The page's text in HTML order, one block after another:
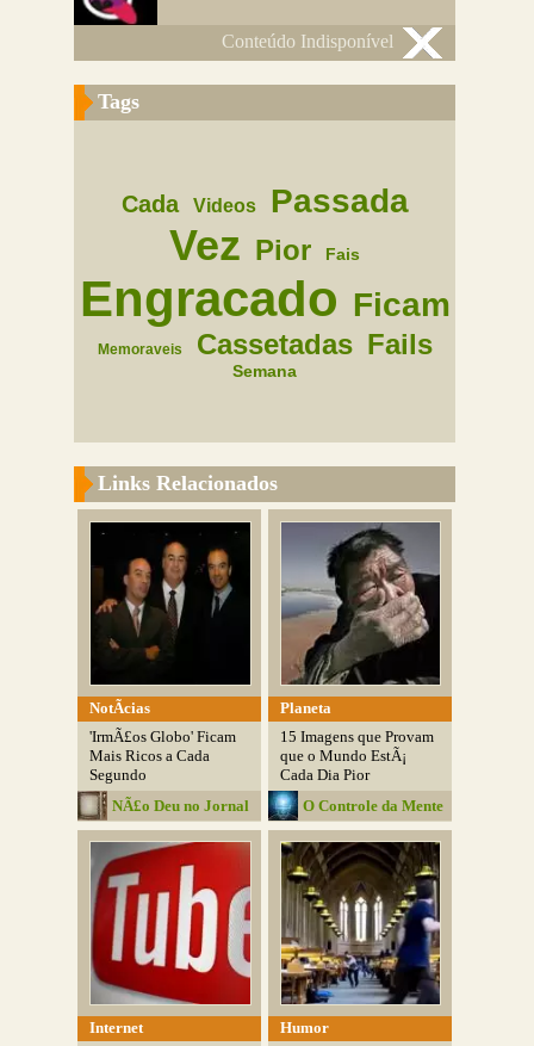
Conteúdo Indisponível
Tags
Cada Videos Passada
Vez Pior Fais
Engracado Ficam
Memoraveis Cassetadas Fails
Semana
Links Relacionados
NotÃ­cias
'IrmÃ£os Globo' Ficam
Mais Ricos a Cada
Segundo
NÃ£o Deu no Jornal
Nacional
Planeta
15 Imagens que Provam
que o Mundo EstÃ¡
Cada Dia Pior
O Controle da Mente
Internet
Humor